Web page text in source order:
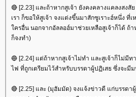
🔴 [2.23] และถ้าหากสูเจ้า ยังคงคลางแคลงสงสั
เรา ก็ขอให้สูเจ้า จงแต่งขึ้นมาสักซูเราะฮ์หนึ่ง ที่เ
ครอื่น นอกจากอัลลอฮ์มาช่วยเหลือสูเจ้าก็ได้ ถ้
ก็จงทำ)
🔵 [2.24] แต่ถ้าหากสูเจ้าไม่ทำ และสูเจ้าก็ไม่มีท
ไฟ ที่ถูกเตรียมไว้สำหรับบรรดาผู้ปฏิเสธ ซึ่งจะมี
🔴 [2.25] และ (มุฮัมมัด) จงแจ้งข่าวดี แก่บรรดา